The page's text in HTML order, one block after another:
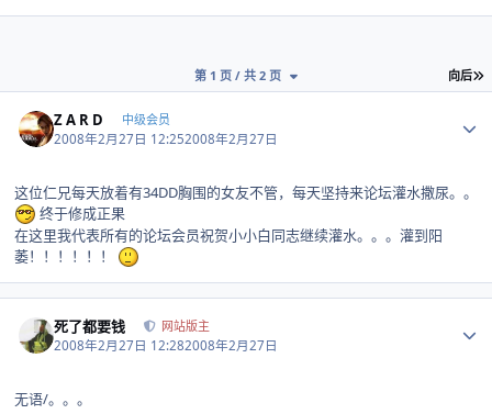
向后
第 1 页 / 共 2 页
Z A R D 中级会员
2008年2月27日 12:252008年2月27日
这位仁兄每天放着有34DD胸围的女友不管，每天坚持来论坛灌水撒尿。。
终于修成正果
在这里我代表所有的论坛会员祝贺小小白同志继续灌水。。。灌到阳
萎！！！！！！
死了都要钱 网站版主
2008年2月27日 12:282008年2月27日
无语/。。。